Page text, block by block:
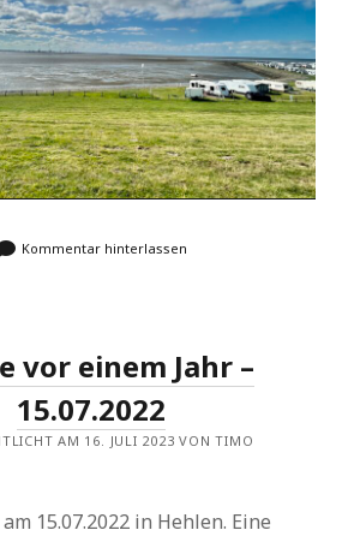
Kommentar hinterlassen
vor einem Jahr –
15.07.2022
AM 16. JULI 2023 VON TIMO
15.07.2022 in Hehlen. Eine